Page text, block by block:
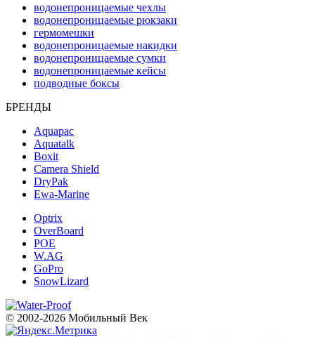
водонепроницаемые чехлы
водонепроницаемые рюкзаки
гермомешки
водонепроницаемые накидки
водонепроницаемые сумки
водонепроницаемые кейсы
подводные боксы
БРЕНДЫ
Aquapac
Aquatalk
Boxit
Camera Shield
DryPak
Ewa-Marine
Optrix
OverBoard
POE
W.AG
GoPro
SnowLizard
© 2002-2026 Мобильный Век